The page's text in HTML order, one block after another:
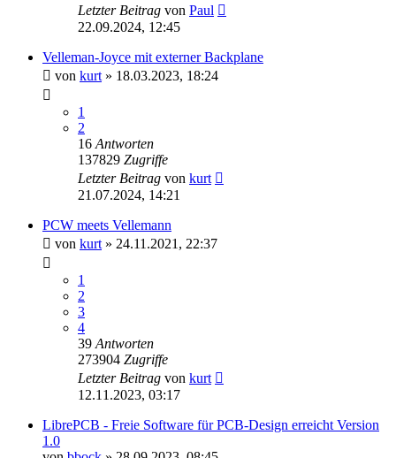
Letzter Beitrag von Paul
22.09.2024, 12:45
Velleman-Joyce mit externer Backplane
von kurt » 18.03.2023, 18:24
1
2
16 Antworten
137829 Zugriffe
Letzter Beitrag von kurt
21.07.2024, 14:21
PCW meets Vellemann
von kurt » 24.11.2021, 22:37
1
2
3
4
39 Antworten
273904 Zugriffe
Letzter Beitrag von kurt
12.11.2023, 03:17
LibrePCB - Freie Software für PCB-Design erreicht Version
1.0